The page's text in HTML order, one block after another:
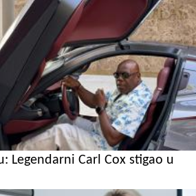
Legendarni Carl Cox stigao u